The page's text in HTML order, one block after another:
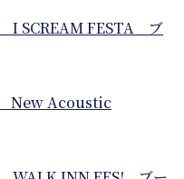
I SCREAM FESTA ブ
New Acoustic